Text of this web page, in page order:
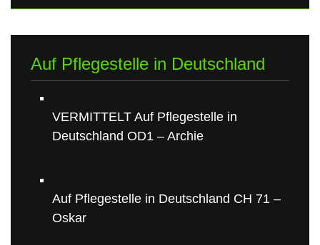
Auf Pflegestelle in Deutschland
VERMITTELT Auf Pflegestelle in
Deutschland OD1 – Archie
Auf Pflegestelle in Deutschland CH 71 –
Oskar